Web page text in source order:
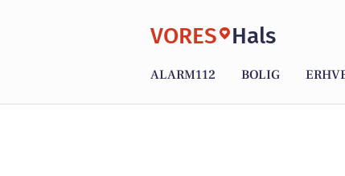
VORES Hals
ALARM112 BOLIG